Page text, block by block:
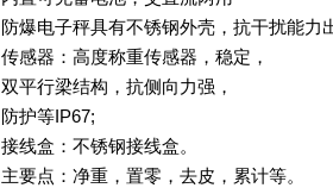
防爆电子秤具有不锈钢外壳，抗干扰能力
传感器：高度称重传感器，稳定，
双平行梁结构，抗侧向力强，
防护等 IP67;
接线盒：不锈钢接线盒。
主要点：净重，置零，去皮，累计等。